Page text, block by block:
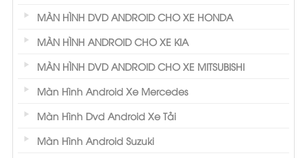
MÀN HÌNH DVD ANDROID CHO XE HONDA
MÀN HÌNH ANDROID CHO XE KIA
MÀN HÌNH DVD ANDROID CHO XE MITSUBISHI
Màn Hình Android Xe Mercedes
Màn Hình Dvd Android Xe Tải
Màn Hình Android Suzuki